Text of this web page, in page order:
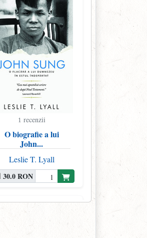
1 recenzii
O biografie a lui
John...
Leslie T. Lyall
30.0 RON